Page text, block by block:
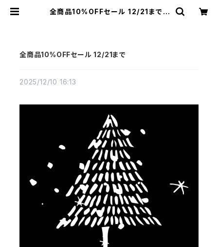
全商品10%OFFセール 12/21まで |
全商品10%OFFセール 12/21まで
2025/12/10 16:13